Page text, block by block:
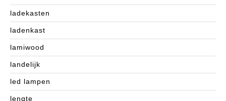
ladekasten
ladenkast
lamiwood
landelijk
led lampen
lengte